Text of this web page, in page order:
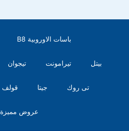
B8 باسات الاوروبية
تيجوان تيرامونت بيتل
قولف جيتا تى روك
عروض مميزة